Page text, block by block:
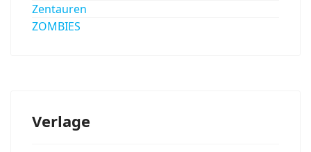
Zentauren
ZOMBIES
Verlage